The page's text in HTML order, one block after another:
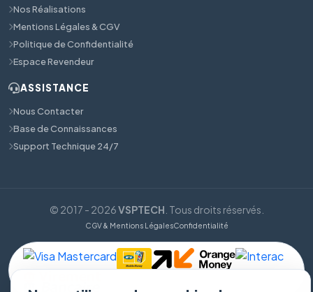
Nos Réalisations
Mentions Légales & CGV
Politique de Confidentialité
Espace Revendeur
ASSISTANCE
Nous Contacter
Base de Connaissances
Support Technique 24/7
© 2017 - 2026VSPTECH . Tous droits réservés.
CGV & Mentions LégalesConfidentialité